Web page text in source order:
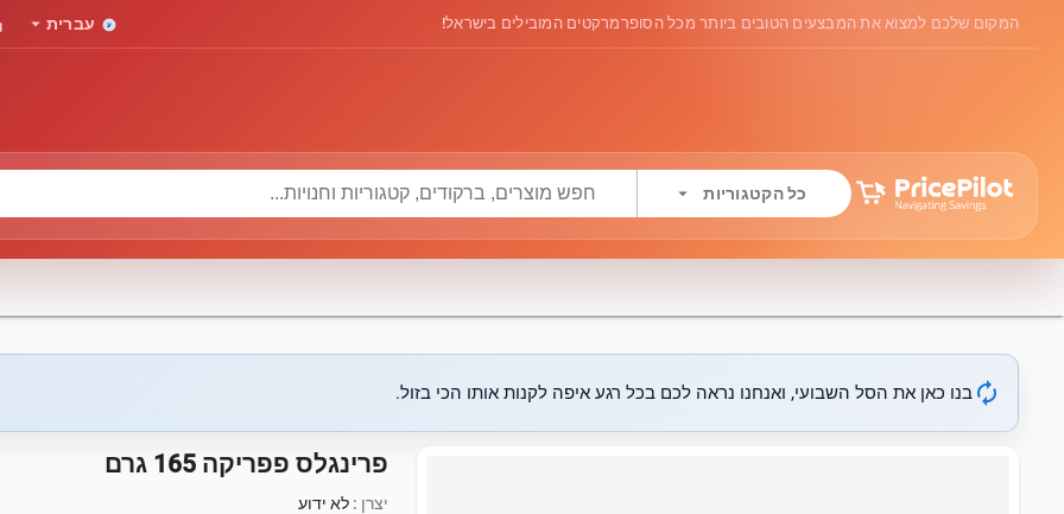
המקום שלכם למצוא את המבצעים הטובים ביותר מכל הסופרמרקטים המובילים בישראל! עברית arrow_drop_down
כל הקטגוריות arrow_drop_down
autorenew בנו כאן את הסל השבועי, ואנחנו נראה לכם בכל רגע איפה לקנות אותו הכי בזול.
פרינגלס פפריקה 165 גרם
יצרן :לא ידוע